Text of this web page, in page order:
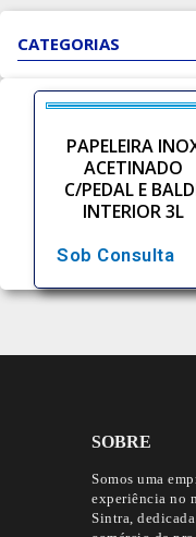
CATEGORIAS
PAPELEIRA
ACETINADO
C/PEDAL E
INTERIOR 3L
Sob Consulta
SOBRE
Somos uma
experiência no
Sintra,